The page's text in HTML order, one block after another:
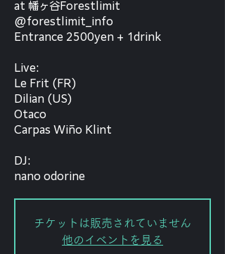
at 幡ヶ谷Forestlimit
@forestlimit_info
Entrance 2500yen + 1drink
Live:
Le Frit (FR)
Dilian (US)
Otaco
Carpas Wiño Klint
DJ:
nano odorine
チケットは販売されていません
他のイベントを見る